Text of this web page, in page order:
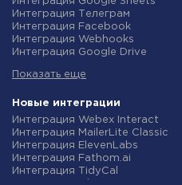
Интеграция Телеграм
Интеграция Facebook
Интеграция Webhooks
Интеграция Google Drive
Интеграция Gmail
Интеграция Новая Почта
Интеграция Binotel
Интеграция OpenAI (ChatGPT)
Интеграция Prom
Интеграция Приват24
Интеграция OLX
Интеграция TurboSMS
Показать еще
Новые интеграции
Интеграция Webex Interact
Интеграция MailerLite Classic
Интеграция ElevenLabs
Интеграция Fathom.ai
Интеграция TidyCal